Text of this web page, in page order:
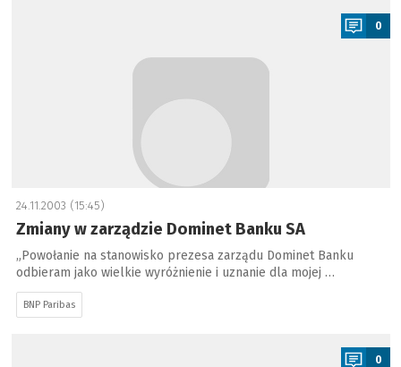
0
24.11.2003 (15:45)
Zmiany w zarządzie Dominet Banku SA
„Powołanie na stanowisko prezesa zarządu Dominet Banku
odbieram jako wielkie wyróżnienie i uznanie dla mojej …
BNP Paribas
0